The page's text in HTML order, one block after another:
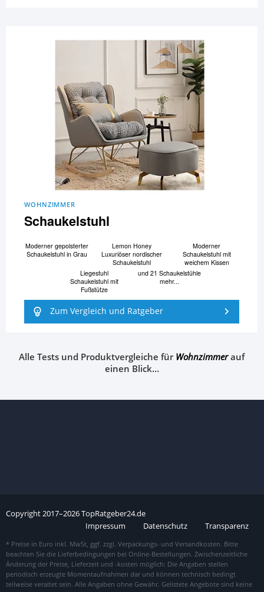
WOHNZIMMER
Schaukelstuhl
Moderner gepolsterter
Schaukelstuhl in Grau
Lemon Honey
Luxuriöser nordischer
Schaukelstuhl
Moderner
Schaukelstuhl mit
weichem Kissen
Liegestuhl
Schaukelstuhl mit
Fußstütze
und 21 Schaukelstühle
mehr...
Zum Vergleich und Ratgeber
Alle Tests und Produktvergleiche fürWohnzimmerauf
einen Blick…
Copyright2017–2026TopRatgeber24.de
Impressum
Datenschutz Transparenz